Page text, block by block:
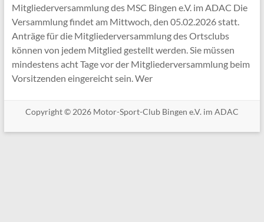
Mitgliederversammlung des MSC Bingen e.V. im ADAC Die
Versammlung findet am Mittwoch, den 05.02.2026 statt.
Anträge für die Mitgliederversammlung des Ortsclubs
können von jedem Mitglied gestellt werden. Sie müssen
mindestens acht Tage vor der Mitgliederversammlung beim
Vorsitzenden eingereicht sein. Wer
Copyright © 2026 Motor-Sport-Club Bingen e.V. im ADAC